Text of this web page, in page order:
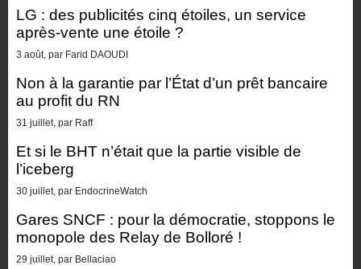
LG : des publicités cinq étoiles, un service
après-vente une étoile ?
3 août, par Farid DAOUDI
Non à la garantie par l’État d’un prêt bancaire
au profit du RN
31 juillet, par Raff
Et si le BHT n’était que la partie visible de
l’iceberg
30 juillet, par EndocrineWatch
Gares SNCF : pour la démocratie, stoppons le
monopole des Relay de Bolloré !
29 juillet, par Bellaciao